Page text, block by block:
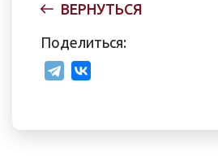
ВЕРНУТЬСЯ
Поделиться: